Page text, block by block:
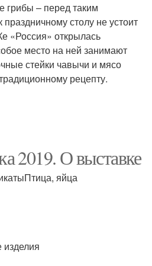
– перед таким
праздничному столу не устоит
«Россия» открылась
место на ней занимают
стейки чавычи и мясо
рецепту.
2019. О выставке
яйца
изделия